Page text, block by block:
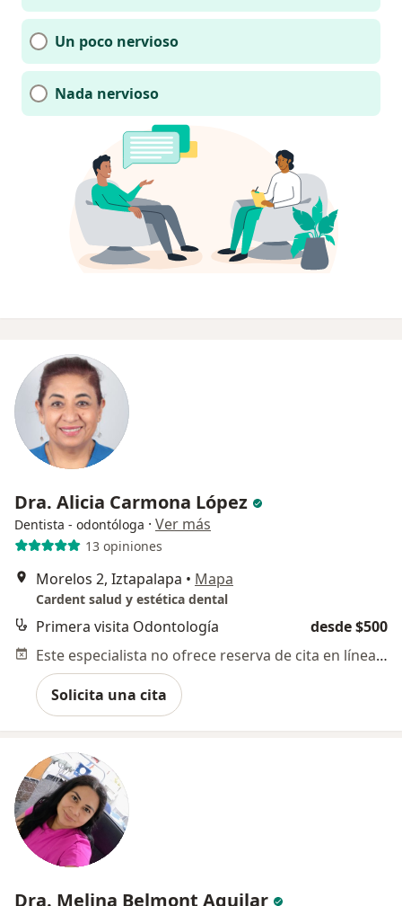
Un poco nervioso
Nada nervioso
Dra. Alicia Carmona López
Dentista - odontóloga · Ver más
13 opiniones
Morelos 2, Iztapalapa • Mapa
Cardent salud y estética dental
Primera visita Odontología
desde $500
Este especialista no ofrece reserva de cita en línea en esta dirección.
Solicita una cita
Dra. Melina Belmont Aguilar